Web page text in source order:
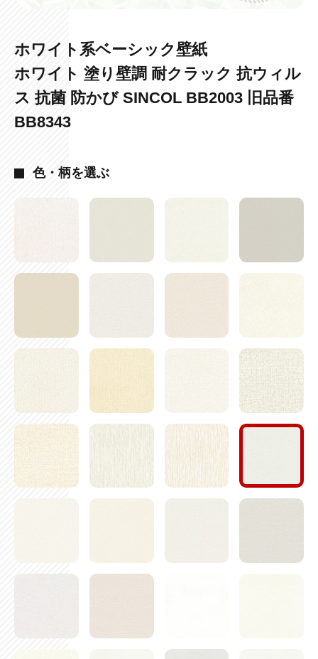
ホワイト系ベーシック壁紙
ホワイト 塗り壁調 耐クラック 抗ウィル
ス 抗菌 防かび SINCOL BB2003 旧品番
BB8343
色・柄を選ぶ